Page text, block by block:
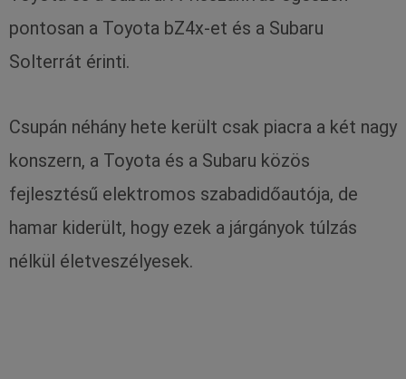
pontosan a Toyota bZ4x-et és a Subaru
Solterrát érinti.
Csupán néhány hete került csak piacra a két nagy
konszern, a Toyota és a Subaru közös
fejlesztésű elektromos szabadidőautója, de
hamar kiderült, hogy ezek a járgányok túlzás
nélkül életveszélyesek.